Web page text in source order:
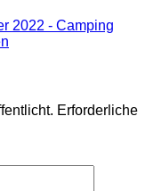
2022 - Camping
Erforderliche